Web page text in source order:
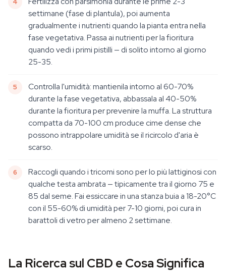
settimane (fase di plantula), poi aumenta
gradualmente i nutrienti quando la pianta entra nella
fase vegetativa. Passa ai nutrienti per la fioritura
quando vedi i primi pistilli — di solito intorno al giorno
25-35.
Controlla l'umidità: mantienila intorno al 60-70%
durante la fase vegetativa, abbassala al 40-50%
durante la fioritura per prevenire la muffa. La struttura
compatta da 70-100 cm produce cime dense che
possono intrappolare umidità se il ricircolo d'aria è
scarso.
Raccogli quando i tricomi sono per lo più lattiginosi con
qualche testa ambrata — tipicamente tra il giorno 75 e
85 dal seme. Fai essiccare in una stanza buia a 18-20°C
con il 55-60% di umidità per 7-10 giorni, poi cura in
barattoli di vetro per almeno 2 settimane.
La Ricerca sul CBD e Cosa Significa